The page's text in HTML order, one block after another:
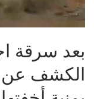
بعد سرقة
الكشف عن